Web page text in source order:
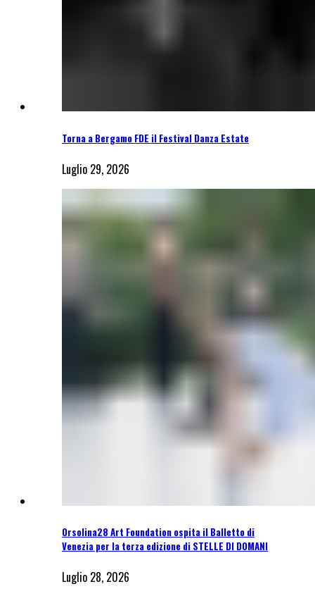
Torna a Bergamo FDE il Festival Danza Estate
Luglio 29, 2026
Orsolina28 Art Foundation ospita il Balletto di
Venezia per la terza edizione di STELLE DI DOMANI
Luglio 28, 2026